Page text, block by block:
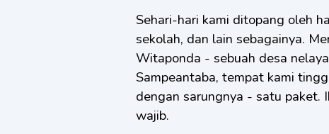
Sehari-hari kami ditopang oleh
sekolah, dan lain sebagainya.
Witaponda - sebuah desa
Sampeantaba, tempat kami
dengan sarungnya - satu paket.
wajib.